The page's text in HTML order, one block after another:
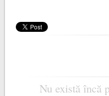
Nu există încă